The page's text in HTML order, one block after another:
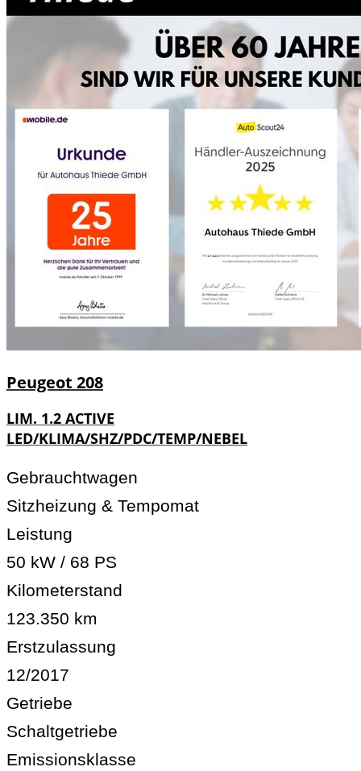
Peugeot 208
LIM. 1.2 ACTIVE
LED/KLIMA/SHZ/PDC/TEMP/NEBEL
Gebrauchtwagen
Sitzheizung & Tempomat
Leistung
50 kW / 68 PS
Kilometerstand
123.350 km
Erstzulassung
12/2017
Getriebe
Schaltgetriebe
Emissionsklasse